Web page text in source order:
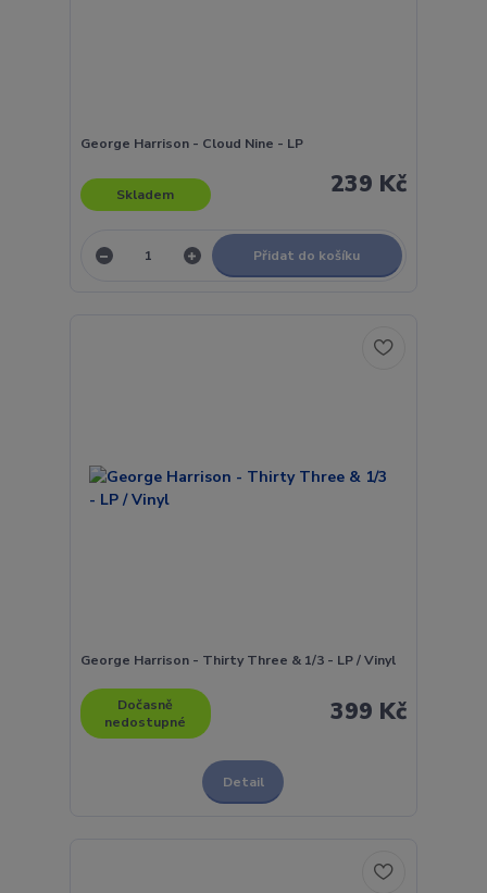
George Harrison - Cloud Nine - LP
239 Kč
Skladem
Přidat do košíku
George Harrison - Thirty Three & 1/3 - LP / Vinyl
399 Kč
Dočasně
nedostupné
Detail